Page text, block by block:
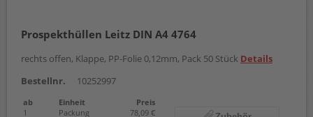
Prospekthüllen Leitz DIN A4 4764
rechts offen, Klappe, PP-Folie 0,12mm, Pack 50 Stück Details
Bestellnr.
10252997
ab Einheit
Preis
1
Packung
78,09 €